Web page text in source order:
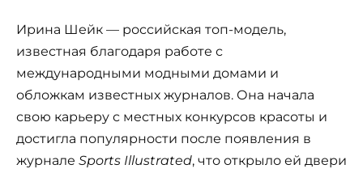
Ирина Шейк — российская топ-модель,
известная благодаря работе с
международными модными домами и
обложкам известных журналов. Она начала
свою карьеру с местных конкурсов красоты и
достигла популярности после появления в
журнале Sports Illustrated, что открыло ей двери